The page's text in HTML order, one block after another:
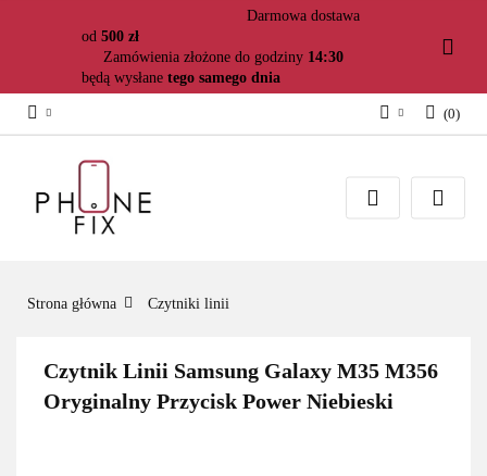
Darmowa dostawa
od 500 zł
Zamówienia złożone do godziny 14:30
będą wysłane tego samego dnia
Załóż konto
(0)
Strona główna Czytniki linii
Czytnik Linii Samsung Galaxy M35 M356
Oryginalny Przycisk Power Niebieski